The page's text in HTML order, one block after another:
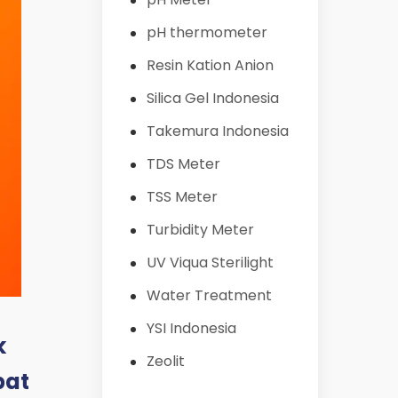
pH thermometer
Resin Kation Anion
Silica Gel Indonesia
Takemura Indonesia
TDS Meter
TSS Meter
Turbidity Meter
UV Viqua Sterilight
Water Treatment
YSI Indonesia
Zeolit